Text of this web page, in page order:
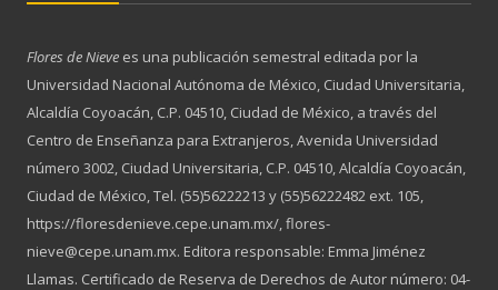
Flores de Nieve es una publicación semestral editada por la
Universidad Nacional Autónoma de México, Ciudad Universitaria,
Alcaldía Coyoacán, C.P. 04510, Ciudad de México, a través del
Centro de Enseñanza para Extranjeros, Avenida Universidad
número 3002, Ciudad Universitaria, C.P. 04510, Alcaldía Coyoacán,
Ciudad de México, Tel. (55)56222213 y (55)56222482 ext. 105,
https://floresdenieve.cepe.unam.mx/, flores-
nieve@cepe.unam.mx. Editora responsable: Emma Jiménez
Llamas. Certificado de Reserva de Derechos de Autor número: 04-